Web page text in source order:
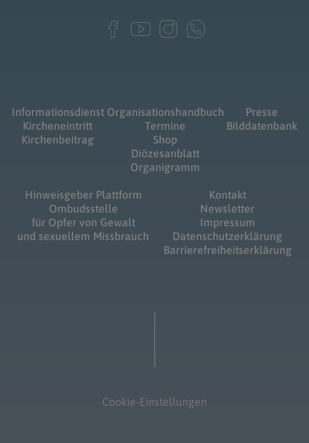
Informationsdienst
Kircheneintritt
Kirchenbeitrag
Organisationshandbuch
Termine
Shop
Diözesanblatt
Organigramm
Presse
Bilddatenbank
Hinweisgeber Plattform
Ombudsstelle
für Opfer von Gewalt
und sexuellem Missbrauch
Kontakt
Newsletter
Impressum
Datenschutzerklärung
Barrierefreiheitserklärung
Cookie-Einstellungen